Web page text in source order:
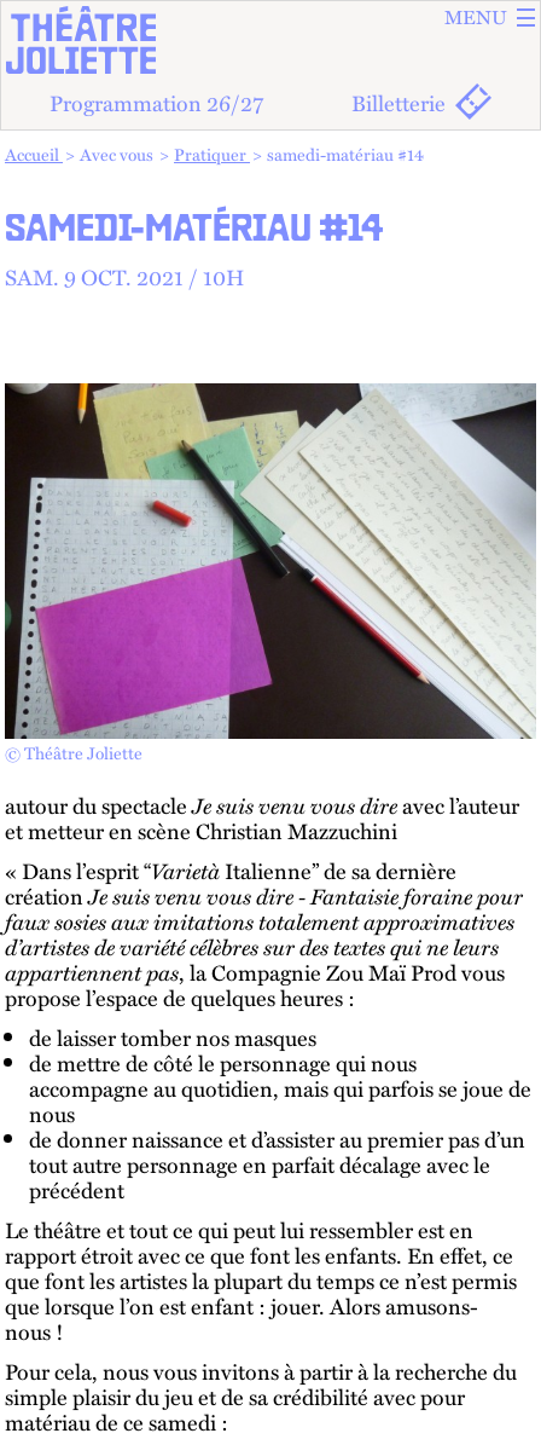
ALLER
ALLER
MENU
Programmation 26/27 Billetterie
Vous êtes dans :
Accueil Avec vous Pratiquer samedi-matériau #14
SAMEDI-MATÉRIAU #14
SAM.9OCT. 2021 /10H
autour du spectacleJe suis venu vous direavec l’auteur
et metteur en scène Christian Mazzuchini
« Dans l’esprit “VarietàItalienne” de sa dernière
créationJe suis venu vous dire - Fantaisie foraine pour
faux sosies aux imitations totalement approximatives
d’artistes de variété célèbres sur des textes qui ne leurs
appartiennent pas, la Compagnie Zou Maï Prod vous
propose l’espace de quelques heures :
de laisser tomber nos masques
de mettre de côté le personnage qui nous
accompagne au quotidien, mais qui parfois se joue de
nous
de donner naissance et d’assister au premier pas d’un
tout autre personnage en parfait décalage avec le
précédent
Le théâtre et tout ce qui peut lui ressembler est en
rapport étroit avec ce que font les enfants. En effet, ce
que font les artistes la plupart du temps ce n’est permis
que lorsque l’on est enfant : jouer. Alors amusons-
nous !
Pour cela, nous vous invitons à partir à la recherche du
simple plaisir du jeu et de sa crédibilité avec pour
matériau de ce samedi :
© Théâtre Joliette